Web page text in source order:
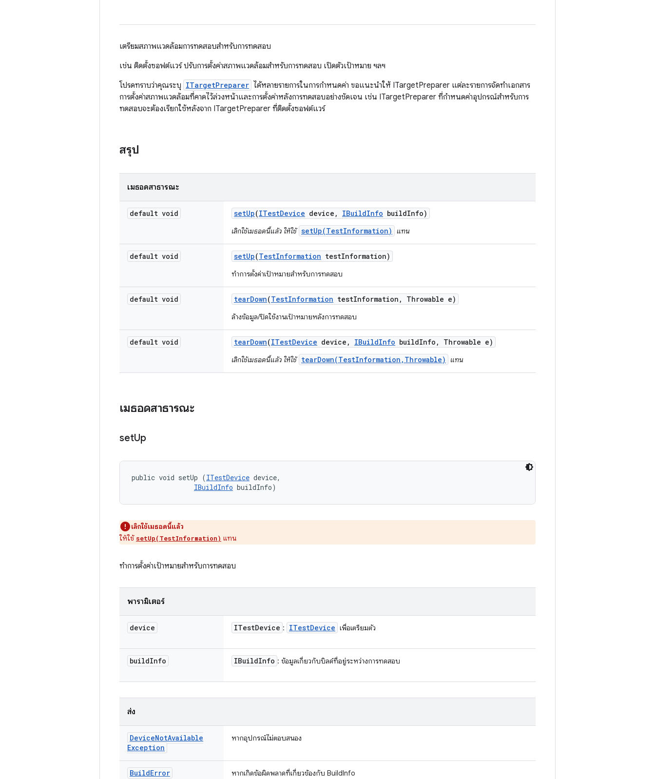
เตรียมสภาพแวดล้อมการทดสอบสำหรับการทดสอบ
เช่น ติดตั้งซอฟต์แวร์ ปรับการตั้งค่าสภาพแวดล้อมสำหรับการทดสอบ เปิดตัวเป้าหมาย ฯลฯ
โปรดทราบว่าคุณระบุ ITargetPreparer ได้หลายรายการในการกำหนดค่า ขอแนะนำให้ ITargetPreparer แต่ละรายการจัดทำเอกสาร
การตั้งค่าสภาพแวดล้อมที่คาดไว้ล่วงหน้าและการตั้งค่าหลังการทดสอบอย่างชัดเจน เช่น ITargetPreparer ที่กำหนดค่าอุปกรณ์สำหรับการ
ทดสอบจะต้องเรียกใช้หลังจาก ITargetPreparer ที่ติดตั้งซอฟต์แวร์
สรุป
เมธอดสาธารณะ
default void setUp(ITestDevice device , IBuildInfo buildInfo)
เลิกใช้เมธอดนี้แล้ว ให้ใช้ setUp(TestInformation) แทน
default void setUp(TestInformation testInformation)
ทำการตั้งค่าเป้าหมายสำหรับการทดสอบ
default void tearDown(TestInformation testInformation , Throwable e)
ล้างข้อมูล/ปิดใช้งานเป้าหมายหลังการทดสอบ
default void tearDown(ITestDevice device , IBuildInfo buildInfo , Throwable e)
เลิกใช้เมธอดนี้แล้ว ให้ใช้ tearDown(TestInformation,Throwable) แทน
เมธอดสาธารณะ
setUp
public void setUp (ITestDevice device,
IBuildInfo buildInfo)
เลิกใช้เมธอดนี้แล้ว
ให้ใช้ setUp(TestInformation) แทน
ทำการตั้งค่าเป้าหมายสำหรับการทดสอบ
พารามิเตอร์
device ITestDevice : ITestDevice เพื่อเตรียมตัว
buildInfo IBuildInfo : ข้อมูลเกี่ยวกับบิลด์ที่อยู่ระหว่างการทดสอบ
ส่ง
DeviceNotAvailable
Exception
หากอุปกรณ์ไม่ตอบสนอง
BuildError หากเกิดข้อผิดพลาดที่เกี่ยวข้องกับ BuildInfo